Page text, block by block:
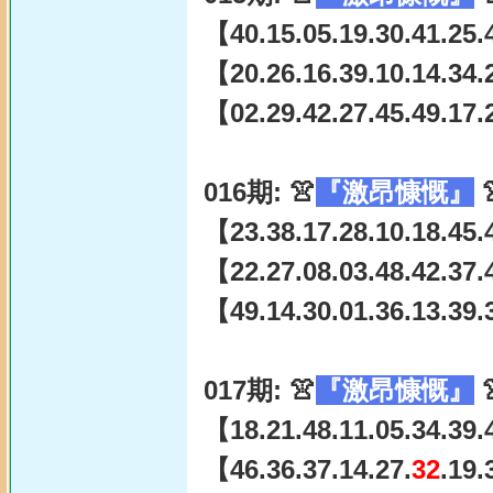
【
【
【
016期: 👚 『激昂慷慨』
【
【
【
017期: 👚 『激昂慷慨』
【
【46.36.37.14.27.32